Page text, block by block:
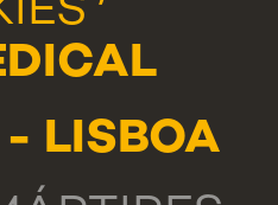
LISBOA